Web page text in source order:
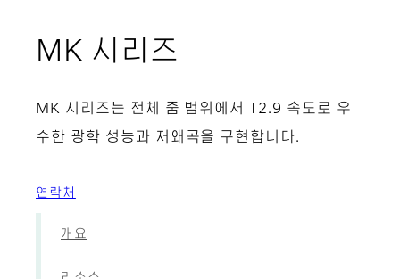
MK 시리즈
MK 시리즈는 전체 줌 범위에서 T2.9 속도로 우
수한 광학 성능과 저왜곡을 구현합니다.
연락처
개요